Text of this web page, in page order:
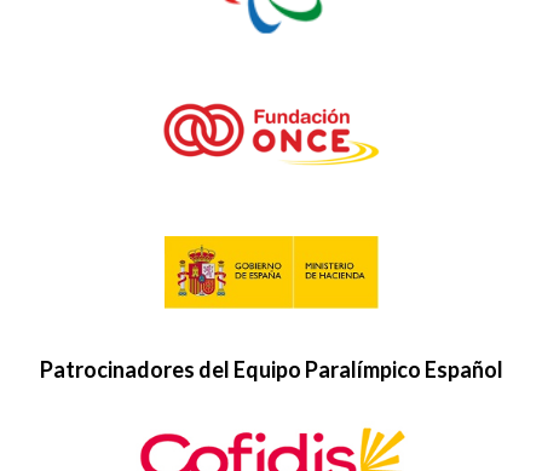
Patrocinadores del Equipo Paralímpico Español